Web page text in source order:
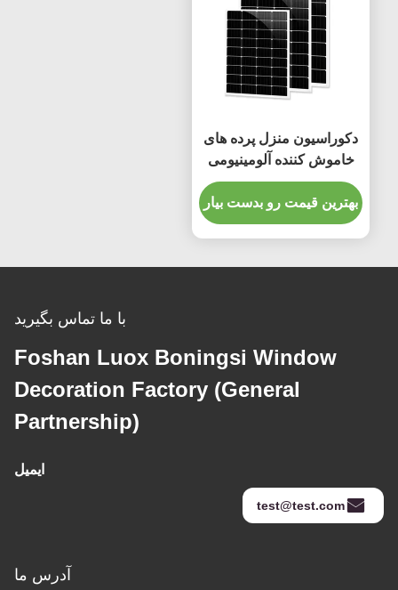
دکوراسیون منزل پرده های
خاموش کننده آلومینیومی
آسان تمیز مسیر 4 متر
بهترین قیمت رو بدست بیار
با ما تماس بگیرید
Foshan Luox Boningsi Window
Decoration Factory (General
Partnership)
ایمیل
test@test.com
آدرس ما